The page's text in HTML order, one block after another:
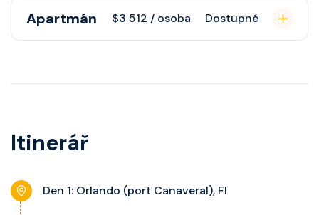
Kajuta s balkonem poskytuje
pohovku, fén, soukromou koupelnu
kajuty.
Apartmán $3 512 / osoba Dostupné
pohovku či více ložnicí podle
nastavitelnou klimatizaci,
noční stolky, trezor a balkon s
výhledem, velikost kajuty a balkonu
Itinerář
Den 1: Orlando (port Canaveral), Fl